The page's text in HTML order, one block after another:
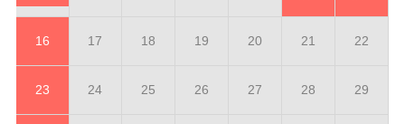
16 17 18 19 20 21 22
23 24 25 26 27 28 29